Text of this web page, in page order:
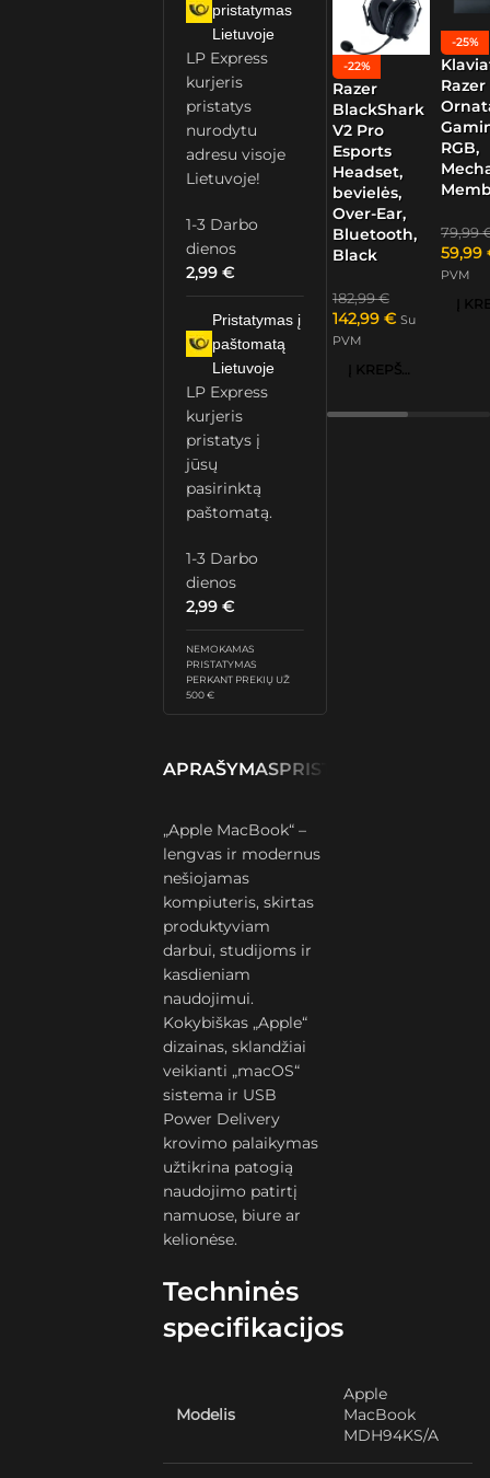
pristatymas
Lietuvoje
LP Express
kurjeris
pristatys
nurodytu
adresu visoje
Lietuvoje!
1-3 Darbo
dienos
2,99€
Pristatymas į
paštomatą
Lietuvoje
LP Express
kurjeris
pristatys į
jūsų
pasirinktą
paštomatą.
1-3 Darbo
dienos
2,99€
NEMOKAMAS
PRISTATYMAS
PERKANT PREKIŲ UŽ
500 €
APRAŠYMASPRISTATYMAS IR
„Apple MacBook“ –
lengvas ir modernus
nešiojamas
kompiuteris, skirtas
produktyviam
darbui, studijoms ir
kasdieniam
naudojimui.
Kokybiškas „Apple“
dizainas, sklandžiai
veikianti „macOS“
sistema ir USB
Power Delivery
krovimo palaikymas
užtikrina patogią
naudojimo patirtį
namuose, biure ar
kelionėse.
Techninės
specifikacijos
Modelis
Apple
MacBook
MDH94KS/A
-22%
Razer
BlackShark
V2 Pro
Esports
Headset,
bevielės,
Over-Ear,
Bluetooth,
Black
182,99€
142,99 € Su
PVM
Į KREPŠELĮ
-25%
Razer
RGB,
79,99
59,99
PVM